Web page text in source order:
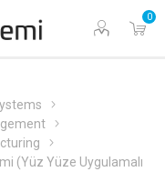
0
(Yüz Yüze Uygulamalı